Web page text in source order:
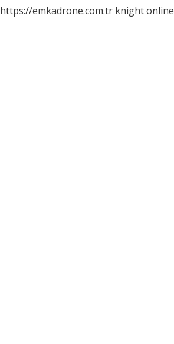
https://emkadrone.com.tr knight online